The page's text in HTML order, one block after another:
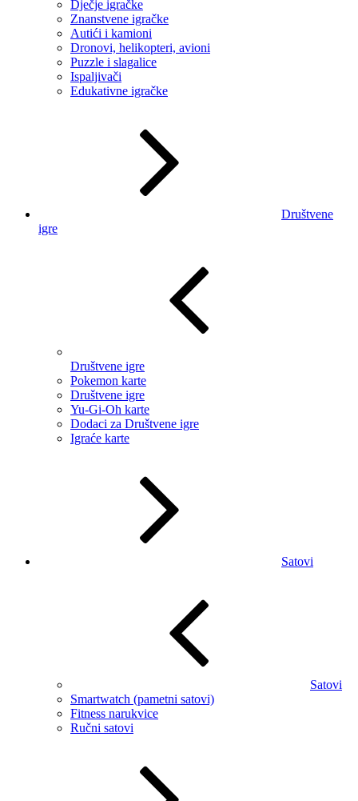
Dječje igračke
Znanstvene igračke
Autići i kamioni
Dronovi, helikopteri, avioni
Puzzle i slagalice
Ispaljivači
Edukativne igračke
Društvene
igre
Društvene igre
Pokemon karte
Društvene igre
Yu-Gi-Oh karte
Dodaci za Društvene igre
Igraće karte
Satovi
Satovi
Smartwatch (pametni satovi)
Fitness narukvice
Ručni satovi